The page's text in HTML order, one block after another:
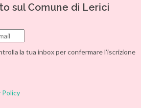
sul Comune di Lerici
la tua inbox per confermare l'iscrizione
Policy